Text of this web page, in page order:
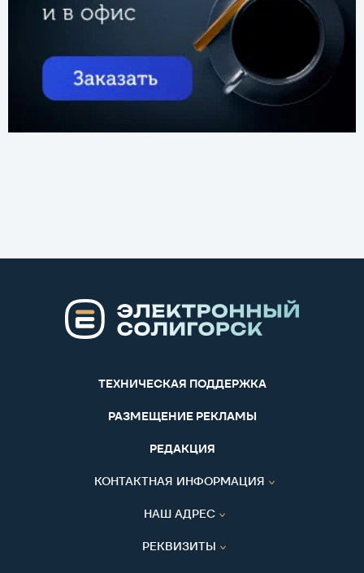
ТЕХНИЧЕСКАЯ ПОДДЕРЖКА
РАЗМЕЩЕНИЕ РЕКЛАМЫ
РЕДАКЦИЯ
КОНТАКТНАЯ ИНФОРМАЦИЯ
НАШ АДРЕС
РЕКВИЗИТЫ